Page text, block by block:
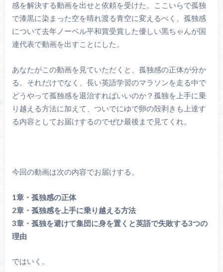
感を解決する動画を出せと依頼を受けた。ここいらで孤独
で漆黒に染まった空を晴れ渡る青空に変えるべく、孤独感
について去年ノーベル平和賞受賞した優しい黒ちゃんが国
連代表で動画を出すことにした。
あなたがこの動画を見ていただくと、孤独感の正体が分か
る。それだけでなく、長い英語学習のマラソンを走る中で
どうやって孤独感を退治すればいいのか？孤独を上手に乗
り越える方法に加えて、ついでにゆで卵の殻剥きも上達す
る内容としてお届けするのでぜひ最後まで見てくれ。
今回の動画は次の内容でお届けする。
1章・孤独感の正体
2章・孤独感を上手に乗り越える方法
3章・孤独を避けて集団に身を置くと英語で失敗する3つの
理由
ではいく。